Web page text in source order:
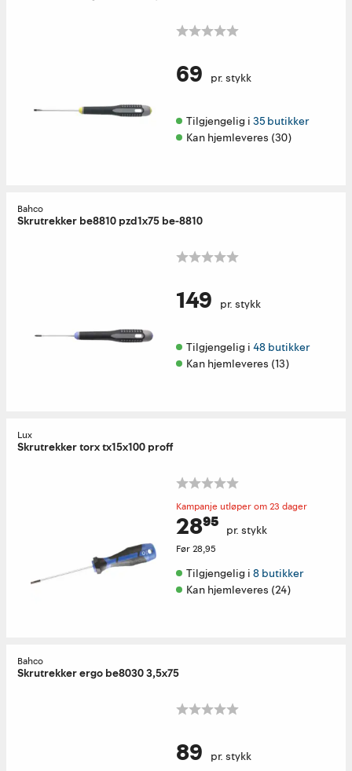
69 pr. stykk
Tilgjengelig i 35 butikker
Kan hjemleveres (30)
Bahco
Skrutrekker be8810 pzd1x75 be-8810
149 pr. stykk
Tilgjengelig i 48 butikker
Kan hjemleveres (13)
Lux
Skrutrekker torx tx15x100 proff
Kampanje utløper om 23 dager
28⁹⁵ pr. stykk
Før28,95
Tilgjengelig i 8 butikker
Kan hjemleveres (24)
Bahco
Skrutrekker ergo be8030 3,5x75
89 pr. stykk